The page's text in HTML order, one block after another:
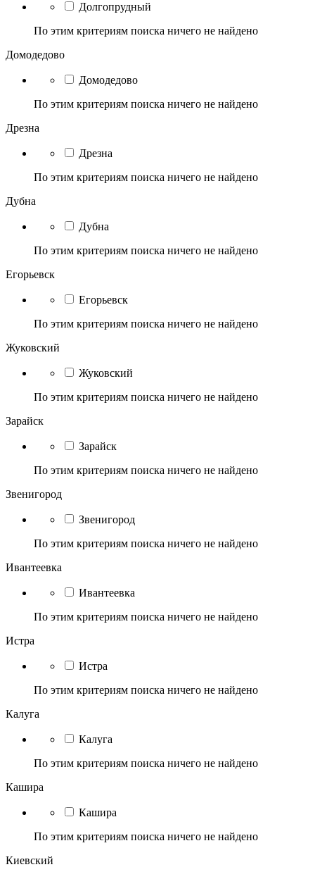
Долгопрудный
По этим критериям поиска ничего не найдено
Домодедово
Домодедово
По этим критериям поиска ничего не найдено
Дрезна
Дрезна
По этим критериям поиска ничего не найдено
Дубна
Дубна
По этим критериям поиска ничего не найдено
Егорьевск
Егорьевск
По этим критериям поиска ничего не найдено
Жуковский
Жуковский
По этим критериям поиска ничего не найдено
Зарайск
Зарайск
По этим критериям поиска ничего не найдено
Звенигород
Звенигород
По этим критериям поиска ничего не найдено
Ивантеевка
Ивантеевка
По этим критериям поиска ничего не найдено
Истра
Истра
По этим критериям поиска ничего не найдено
Калуга
Калуга
По этим критериям поиска ничего не найдено
Кашира
Кашира
По этим критериям поиска ничего не найдено
Киевский